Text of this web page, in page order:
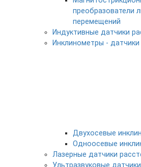
преобразователи
перемещений
Индуктивные датчики
Инклинометры - датчики
Двухосевые
Одноосевые
Лазерные датчики
Ультразвуковые